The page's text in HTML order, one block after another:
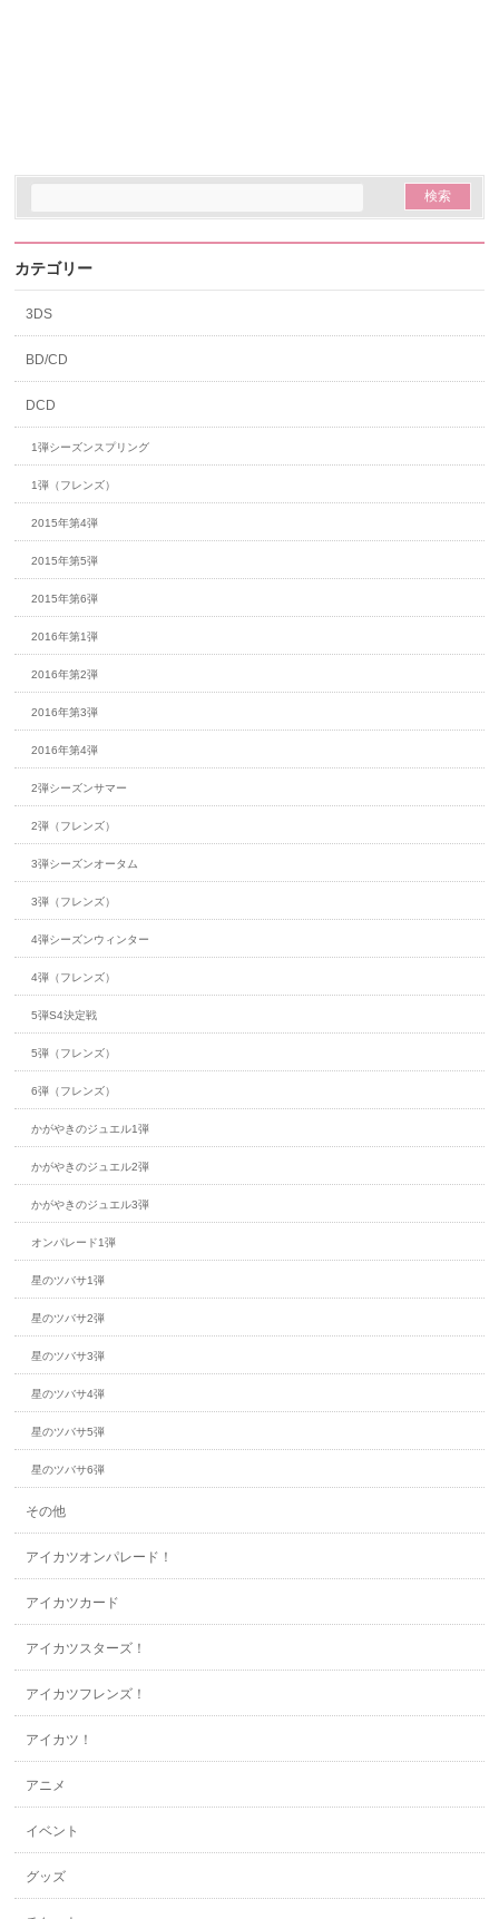
カテゴリー
3DS
BD/CD
DCD
1弾シーズンスプリング
1弾（フレンズ）
2015年第4弾
2015年第5弾
2015年第6弾
2016年第1弾
2016年第2弾
2016年第3弾
2016年第4弾
2弾シーズンサマー
2弾（フレンズ）
3弾シーズンオータム
3弾（フレンズ）
4弾シーズンウィンター
4弾（フレンズ）
5弾S4決定戦
5弾（フレンズ）
6弾（フレンズ）
かがやきのジュエル1弾
かがやきのジュエル2弾
かがやきのジュエル3弾
オンパレード1弾
星のツバサ1弾
星のツバサ2弾
星のツバサ3弾
星のツバサ4弾
星のツバサ5弾
星のツバサ6弾
その他
アイカツオンパレード！
アイカツカード
アイカツスターズ！
アイカツフレンズ！
アイカツ！
アニメ
イベント
グッズ